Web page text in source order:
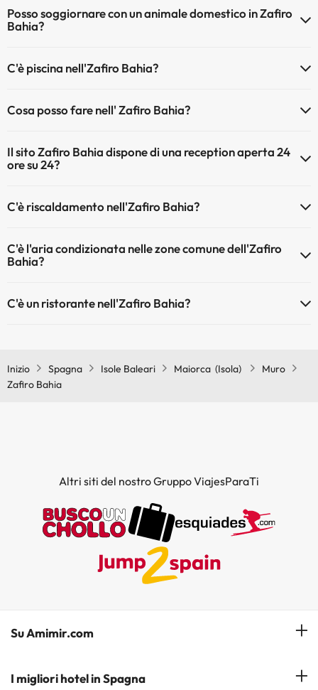
Posso soggiornare con un animale domestico in Zafiro
Bahia?
C'è piscina nell'Zafiro Bahia?
Qui potete trovare maggiori informazioni sulla piscina e sulle altri
Piscina all'aperto (stagione estiva)
Piscina all'aperto (tutta la stagione)
Cosa posso fare nell' Zafiro Bahia?
pagamento):
Il sito Zafiro Bahia dispone di una reception aperta 24
ore su 24?
C'è riscaldamento nell'Zafiro Bahia?
C'è l'aria condizionata nelle zone comune dell'Zafiro
Bahia?
C'è un ristorante nell'Zafiro Bahia?
Inizio Spagna Isole Baleari Maiorca (Isola)
Muro
Zafiro Bahia
Altri siti del nostro Gruppo ViajesParaTi
Su Amimir.com
Il Nostro Team
I migliori hotel in Spagna